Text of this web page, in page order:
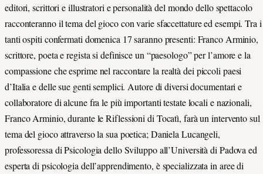
editori, scrittori e illustratori e personalità del mondo dello spettacolo
racconteranno il tema del gioco con varie sfaccettature ed esempi. Tra i
tanti ospiti confermati domenica 17 saranno presenti: Franco Arminio,
scrittore, poeta e regista si definisce un “paesologo” per l’amore e la
compassione che esprime nel raccontare la realtà dei piccoli paesi
d’Italia e delle sue genti semplici. Autore di diversi documentari e
collaboratore di alcune fra le più importanti testate locali e nazionali,
Franco Arminio, durante le Riflessioni di Tocatì, farà un intervento sul
tema del gioco attraverso la sua poetica; Daniela Lucangeli,
professoressa di Psicologia dello Sviluppo all’Università di Padova ed
esperta di psicologia dell’apprendimento, è specializzata in aree di